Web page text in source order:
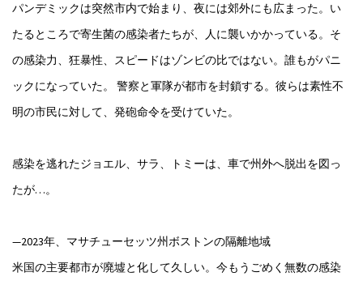
パンデミックは突然市内で始まり、夜には郊外にも広まった。い
たるところで寄生菌の感染者たちが、人に襲いかかっている。そ
の感染力、狂暴性、スピードはゾンビの比ではない。誰もがパニ
ックになっていた。 警察と軍隊が都市を封鎖する。彼らは素性不
明の市民に対して、発砲命令を受けていた。
感染を逃れたジョエル、サラ、トミーは、車で州外へ脱出を図っ
たが…。
—2023年、マサチューセッツ州ボストンの隔離地域
米国の主要都市が廃墟と化して久しい。今もうごめく無数の感染